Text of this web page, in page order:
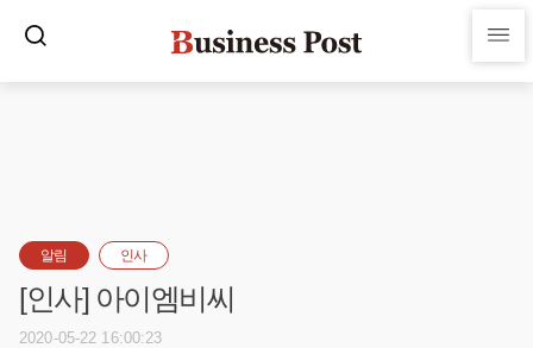
알림 인사
[인사] 아이엠비씨
2020-05-22 16:00:23